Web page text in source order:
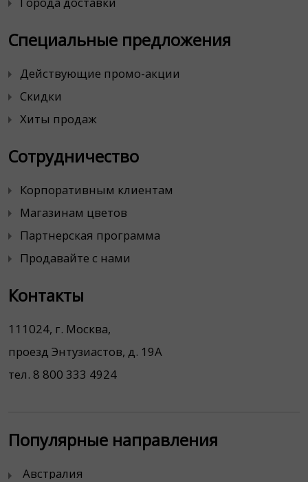
Специальные предложения
Действующие промо-акции
Скидки
Хиты продаж
Сотрудничество
Корпоративным клиентам
Магазинам цветов
Партнерская программа
Продавайте с нами
Контакты
111024, г. Москва,
проезд Энтузиастов, д. 19А
тел. 8 800 333 4924
Популярные направления
Австралия